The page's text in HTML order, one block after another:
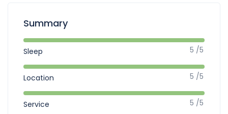
Summary
Sleep 5 /5
Location 5 /5
Service 5 /5